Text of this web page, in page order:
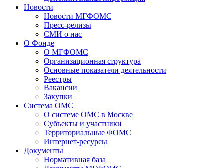
Новости
Новости МГФОМС
Пресс-релизы
СМИ о нас
О Фонде
О МГФОМС
Организационная структура
Основные показатели деятельности
Реестры
Вакансии
Закупки
Система ОМС
О системе ОМС в Москве
Субъекты и участники
Территориальные ФОМС
Интернет-ресурсы
Документы
Нормативная база